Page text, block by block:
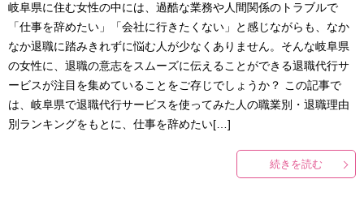
岐阜県に住む女性の中には、過酷な業務や人間関係のトラブルで
「仕事を辞めたい」「会社に行きたくない」と感じながらも、なか
なか退職に踏みきれずに悩む人が少なくありません。そんな岐阜県
の女性に、退職の意志をスムーズに伝えることができる退職代行サ
ービスが注目を集めていることをご存じでしょうか？ この記事で
は、岐阜県で退職代行サービスを使ってみた人の職業別・退職理由
別ランキングをもとに、仕事を辞めたい[…]
続きを読む